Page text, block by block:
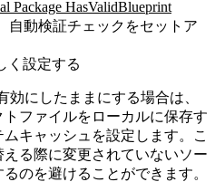
Package HasValidBlueprint
自動検証チェックをセットア
く設定する
にしたままにする場合は、
ファイルをローカルに保存す
キャッシュを設定します。こ
る際に変更されていないソー
のを避けることができます。